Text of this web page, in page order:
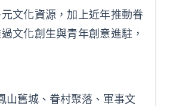
文化資源，加上近年推動眷
文化創生與青年創意進駐，
山舊城、眷村聚落、軍事文